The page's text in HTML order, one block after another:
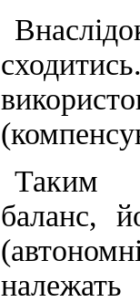
Таким
баланс,